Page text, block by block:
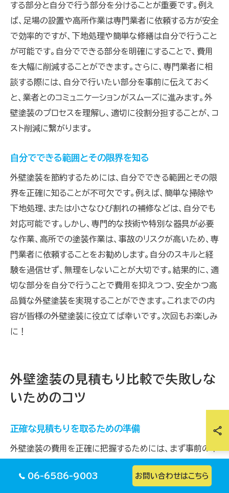
する部分と自分で行う部分を分けることが重要です。例え
ば、足場の設置や高所作業は専門業者に依頼する方が安全
で効率的ですが、下地処理や簡単な修繕は自分で行うこと
が可能です。自分でできる部分を明確にすることで、費用
を大幅に削減することができます。さらに、専門業者に相
談する際には、自分で行いたい部分を事前に伝えておく
と、業者とのコミュニケーションがスムーズに進みます。外
壁塗装のプロセスを理解し、適切に役割分担することが、コ
スト削減に繋がります。
自分でできる範囲とその限界を知る
外壁塗装を節約するためには、自分でできる範囲とその限
界を正確に知ることが不可欠です。例えば、簡単な掃除や
下地処理、または小さなひび割れの補修などは、自分でも
対応可能です。しかし、専門的な技術や特別な器具が必要
な作業、高所での塗装作業は、事故のリスクが高いため、専
門業者に依頼することをお勧めします。自分のスキルと経
験を過信せず、無理をしないことが大切です。結果的に、適
切な部分を自分で行うことで費用を抑えつつ、安全かつ高
品質な外壁塗装を実現することができます。これまでの内
容が皆様の外壁塗装に役立てば幸いです。次回もお楽しみ
に！
外壁塗装の見積もり比較で失敗しな
いためのコツ
正確な見積もりを取るための準備
外壁塗装の費用を正確に把握するためには、まず事前の準
備が重要です。第一に、家の面積や外壁の状態を詳細に確
認しましょう。これにより、正確な見積もりを取得するため
06-6586-9003 お問い合わせはこちら